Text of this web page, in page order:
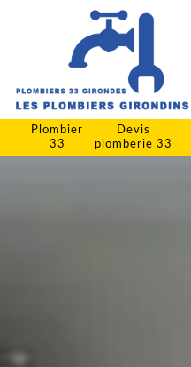
Plombier
33
Devis
plomberie 33